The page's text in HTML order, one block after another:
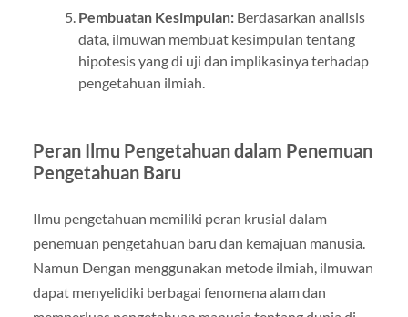
Pembuatan Kesimpulan:Berdasarkan analisis
data, ilmuwan membuat kesimpulan tentang
hipotesis yang di uji dan implikasinya terhadap
pengetahuan ilmiah.
Peran Ilmu Pengetahuan dalam Penemuan
Pengetahuan Baru
Ilmu pengetahuan memiliki peran krusial dalam
penemuan pengetahuan baru dan kemajuan manusia.
Namun Dengan menggunakan metode ilmiah, ilmuwan
dapat menyelidiki berbagai fenomena alam dan